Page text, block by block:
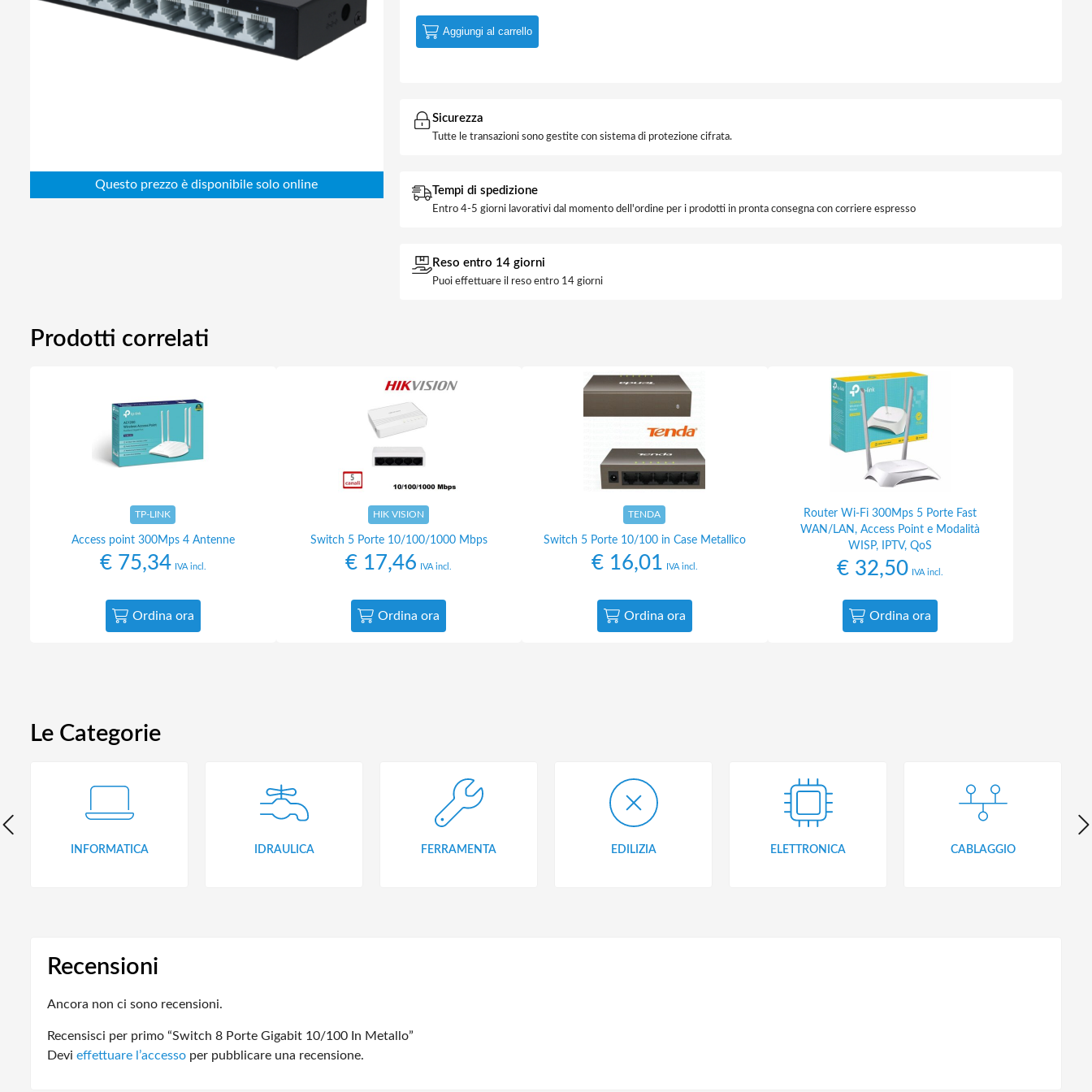
Abbigliamento da lavoro
Elettronica
Edilizia
Aggiungi al carrello
Sicurezza
Tutte le transazioni sono gestite con sistema di protezione cifrata.
Tempi di spedizione
Entro 4-5 giorni lavorativi dal momento dell'ordine per i prodotti in pronta consegna con corriere espresso
Reso entro 14 giorni
Puoi effettuare il reso entro 14 giorni
Prodotti correlati
TP-LINK
Access point 300Mps 4 Antenne
€75,34 IVA incl.
Ordina ora
HIK VISION
Switch 5 Porte 10/100/1000 Mbps
€ 17,46 IVA incl.
Ordina ora
TENDA
Switch 5 Porte 10/100 in Case Metallico
€16,01 IVA incl.
Ordina ora
Router Wi-Fi 300Mps 5 Porte Fast
WAN/LAN, Access Point e Modalità
WISP, IPTV, QoS
€ 32,50 IVA incl.
Ordina ora
Le Categorie
INFORMATICA IDRAULICA FERRAMENTA EDILIZIA ELETTRONICA CABLAGGIO
Recensioni
Ancora non ci sono recensioni.
Recensisci per primo “Switch 8 Porte Gigabit 10/100 In Metallo”
Devi effettuare l’accesso per pubblicare una recensione.